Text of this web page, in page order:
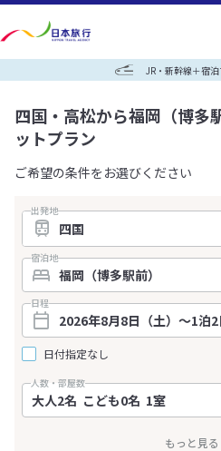
JR・新幹線＋宿
四国・高松から福岡（博多
ットプラン
ご希望の条件をお選びください
出発地
宿泊地
日程
日付指定なし
人数・部屋数
もっと見る